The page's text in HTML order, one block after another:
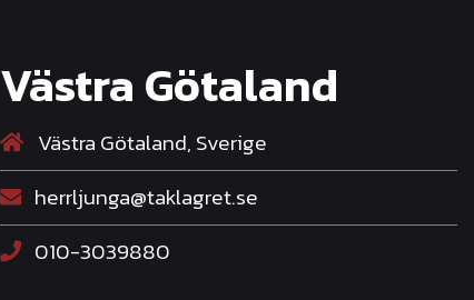
Västra Götaland
Västra Götaland, Sverige
herrljunga@taklagret.se
010-3039880